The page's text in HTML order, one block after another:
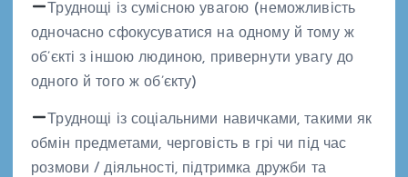
Труднощі із сумісною увагою (неможливість
одночасно сфокусуватися на одному й тому ж
об’єкті з іншою людиною, привернути увагу до
одного й того ж об’єкту)
Труднощі із соціальними навичками, такими як
обмін предметами, черговість в грі чи під час
розмови / діяльності, підтримка дружби та